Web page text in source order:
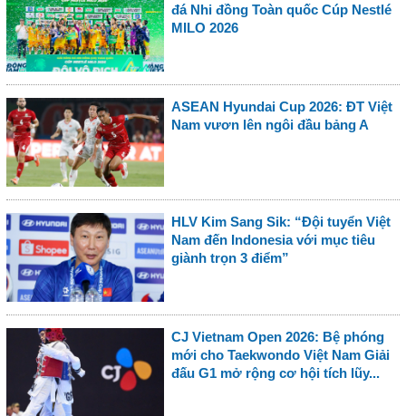
đá Nhi đồng Toàn quốc Cúp Nestlé
MILO 2026
ASEAN Hyundai Cup 2026: ĐT Việt
Nam vươn lên ngôi đầu bảng A
HLV Kim Sang Sik: “Đội tuyển Việt
Nam đến Indonesia với mục tiêu
giành trọn 3 điểm”
CJ Vietnam Open 2026: Bệ phóng
mới cho Taekwondo Việt Nam Giải
đấu G1 mở rộng cơ hội tích lũy...